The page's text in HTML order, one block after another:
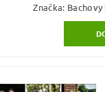
Značka: